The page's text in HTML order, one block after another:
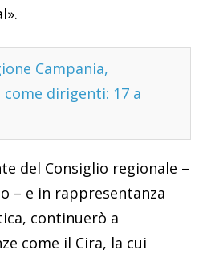
Campania,
dirigenti: 17 a
del Consiglio regionale –
– e in rappresentanza
continuerò a
come il Cira, la cui